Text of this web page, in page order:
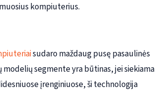
kompiuterius.
sudaro maždaug pusę pasaulinės
segmente yra būtinas, jei siekiama
įrenginiuose, ši technologija